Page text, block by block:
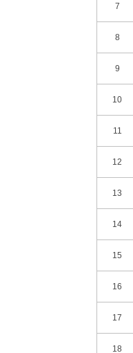
7
8
9
10
11
12
13
14
15
16
17
18